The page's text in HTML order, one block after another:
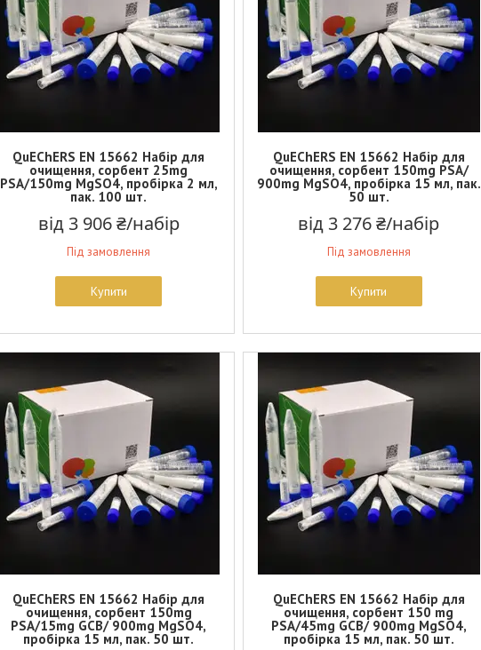
QuEChERS EN 15662 Набір для
очищення, сорбент 25mg
PSA/150mg MgSO4, пробірка 2 мл,
пак. 100 шт.
від 3 906 ₴/набір
Під замовлення
Купити
QuEChERS EN 15662 Набір для
очищення, сорбент 150mg PSA/
900mg MgSO4, пробірка 15 мл, пак.
50 шт.
від 3 276 ₴/набір
Під замовлення
Купити
QuEChERS EN 15662 Набір для
очищення, сорбент 150mg
PSA/15mg GCB/ 900mg MgSO4,
пробірка 15 мл, пак. 50 шт.
QuEChERS EN 15662 Набір для
очищення, сорбент 150 mg
PSA/45mg GCB/ 900mg MgSO4,
пробірка 15 мл, пак. 50 шт.